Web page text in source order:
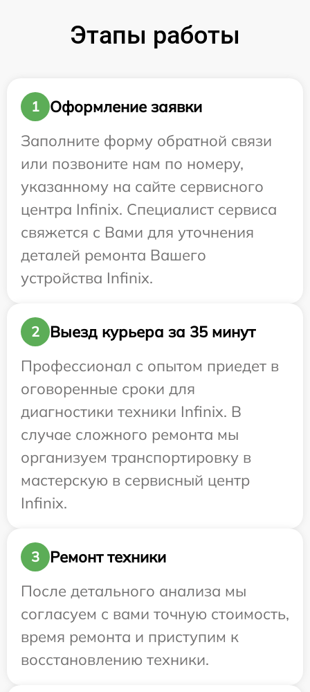
Этапы работы
1
Оформление заявки
Заполните форму обратной связи
или позвоните нам по номеру,
указанному на сайте сервисного
центра Infinix. Специалист сервиса
свяжется с Вами для уточнения
деталей ремонта Вашего
устройства Infinix.
2
Выезд курьера за 35 минут
Профессионал с опытом приедет в
оговоренные сроки для
диагностики техники Infinix. В
случае сложного ремонта мы
организуем транспортировку в
мастерскую в сервисный центр
Infinix.
3
Ремонт техники
После детального анализа мы
согласуем с вами точную стоимость,
время ремонта и приступим к
восстановлению техники.